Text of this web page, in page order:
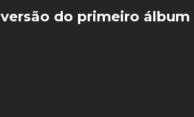
versão do primeiro álbum